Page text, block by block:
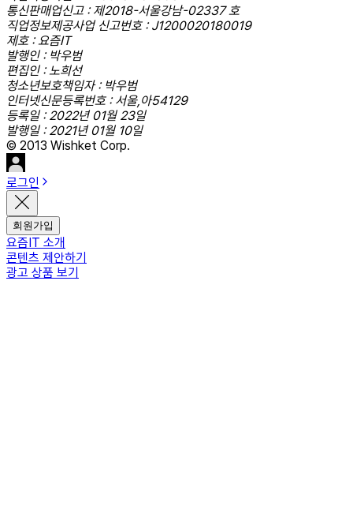
통신판매업신고 : 제2018-서울강남-02337 호
직업정보제공사업 신고번호 : J1200020180019
제호 : 요즘IT
발행인 : 박우범
편집인 : 노희선
청소년보호책임자 : 박우범
인터넷신문등록번호 : 서울,아54129
등록일 : 2022년 01월 23일
발행일 : 2021년 01월 10일
© 2013 Wishket Corp.
로그인
회원가입
요즘IT 소개
콘텐츠 제안하기
광고 상품 보기